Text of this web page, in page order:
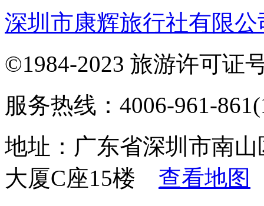
深圳市康辉旅行社有限
©1984-2023 旅游许可证
服务热线：4006-961-
地址：广东省深圳市南
大厦C座15楼 查看地图